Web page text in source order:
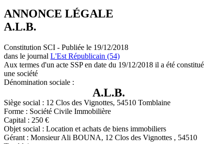
ANNONCE LÉGALE
A.L.B.
Constitution SCI - Publiée le 19/12/2018
dans le journal L'Est Républicain (54)
Aux termes d'un acte SSP en date du 19/12/2018 il a été constitué
une société
Dénomination sociale :
A.L.B.
Siège social : 12 Clos des Vignottes, 54510 Tomblaine
Forme : Société Civile Immobilière
Capital : 250 €
Objet social : Location et achats de biens immobiliers
Gérant : Monsieur Ali BOUNA, 12 Clos des Vignottes , 54510